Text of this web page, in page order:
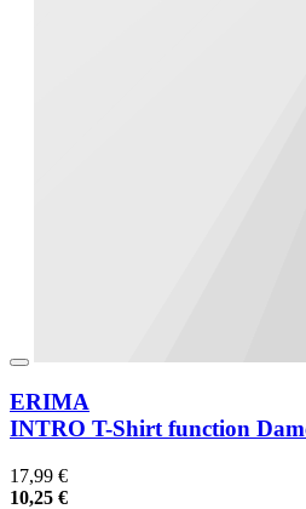
ERIMA
INTRO T-Shirt function
17,99 €
10,25 €